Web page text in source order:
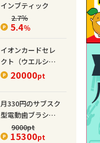
インブティック
2.7％
5.4％
イオンカードセレ
クト（ウエルシア
カード）
20000pt
月330円のサブスク
型電動歯ブラシ
【Dentaly】
9000pt
15300pt